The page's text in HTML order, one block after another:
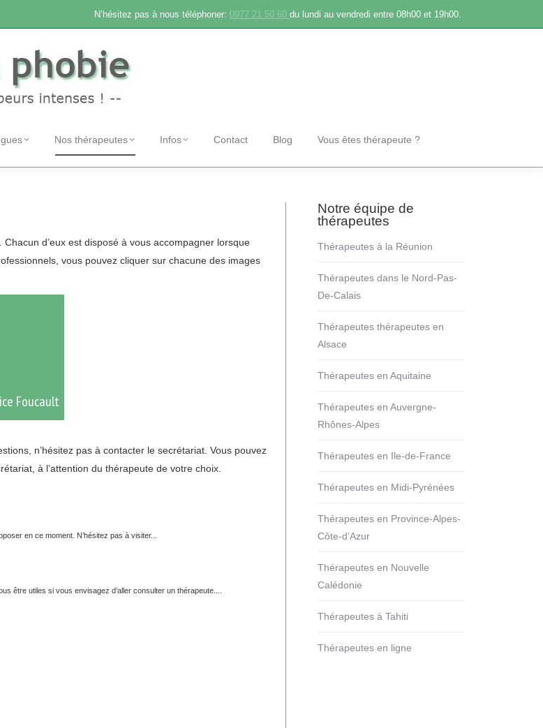
N’hésitez pas à nous téléphoner: 0977 21 50 60 du lundi au vendredi entre 08h00 et 19h00.
Nos thérapeutes Infos Contact Blog Vous êtes thérapeute ?
d’eux est disposé à vous accompagner lorsque
vous pouvez cliquer sur chacune des images
Foucault
n’hésitez pas à contacter le secrétariat. Vous pouvez
à l’attention du thérapeute de votre choix.
en ce moment. N’hésitez pas à visiter...
être utiles si vous envisagez d’aller consulter un thérapeute....
Notre équipe de
thérapeutes
Thérapeutes à la Réunion
Thérapeutes dans le Nord-Pas-
De-Calais
Thérapeutes thérapeutes en
Alsace
Thérapeutes en Aquitaine
Thérapeutes en Auvergne-
Rhônes-Alpes
Thérapeutes en Ile-de-France
Thérapeutes en Midi-Pyrénées
Thérapeutes en Province-Alpes-
Côte-d’Azur
Thérapeutes en Nouvelle
Calédonie
Thérapeutes à Tahiti
Thérapeutes en ligne